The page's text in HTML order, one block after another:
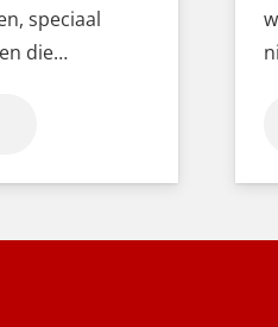
speciaal
die…